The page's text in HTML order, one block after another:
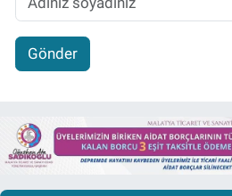
Gönder